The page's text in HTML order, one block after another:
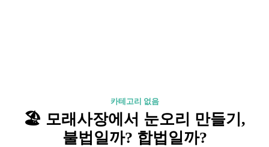
카테고리 없음
🏖️ 모래사장에서 눈오리 만들기,
불법일까? 합법일까?